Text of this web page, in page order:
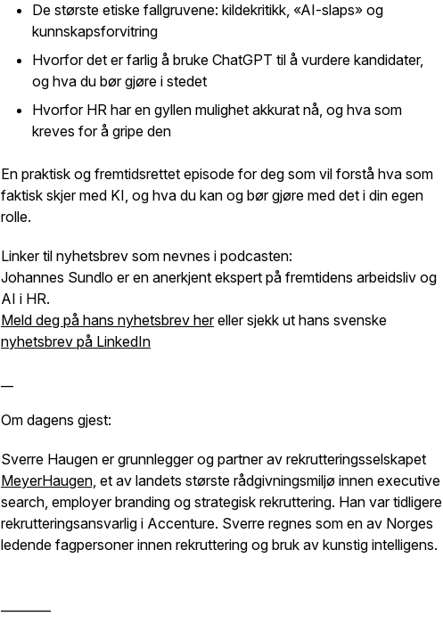
De største etiske fallgruvene: kildekritikk, «AI-slaps» og
kunnskapsforvitring
Hvorfor det er farlig å bruke ChatGPT til å vurdere kandidater,
og hva du bør gjøre i stedet
Hvorfor HR har en gyllen mulighet akkurat nå, og hva som
kreves for å gripe den
En praktisk og fremtidsrettet episode for deg som vil forstå hva som
faktisk skjer med KI, og hva du kan og bør gjøre med det i din egen
rolle.
Linker til nyhetsbrev som nevnes i podcasten:
Johannes Sundlo er en anerkjent ekspert på fremtidens arbeidsliv og
AI i HR.
Meld deg på hans nyhetsbrev hereller sjekk ut hans svenske
nyhetsbrev på LinkedIn
Om dagens gjest:
Sverre Haugen er grunnlegger og partner av rekrutteringsselskapet
MeyerHaugen, et av landets største rådgivningsmiljø innen executive
search, employer branding og strategisk rekruttering. Han var tidligere
rekrutteringsansvarlig i Accenture. Sverre regnes som en av Norges
ledende fagpersoner innen rekruttering og bruk av kunstig intelligens.